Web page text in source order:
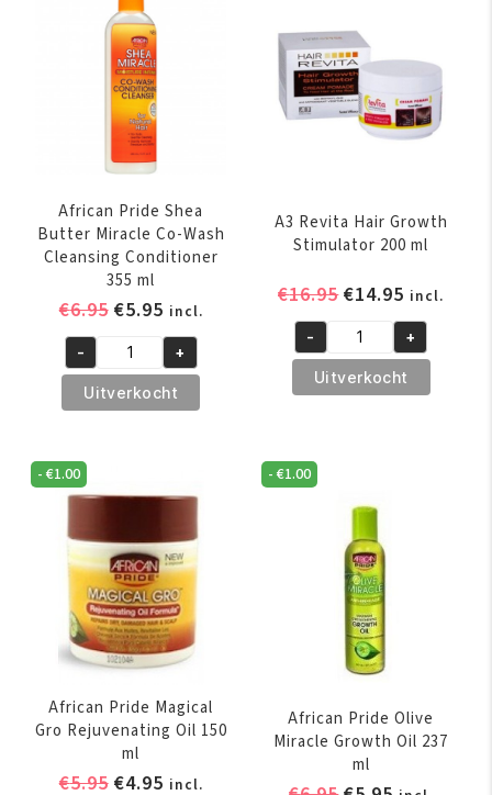
African Pride Shea
Butter Miracle Co-Wash
Cleansing Conditioner
355 ml
€6.95 Oorspronkelijke
was:
€6.95.
€5.95Huidige
prijs
is:
€5.95.
incl.
African
Pride
Shea
Miracle
Co-
Cleansing
Conditioner
355
ml
aantal
- +
Uitverkocht
A3 Revita Hair Growth
Stimulator 200 ml
€16.95
was:
€16.95.
€14.95 Huidige
prijs
is:
€14.95.
incl.
A3
Revita
Hair
200
- +
Uitverkocht
-€1.00
African Pride Magical
Gro Rejuvenating Oil 150
ml
€5.95 Oorspronkelijke
€4.95Huidige
incl.
-€1.00
African Pride Olive
Miracle Growth Oil 237
ml